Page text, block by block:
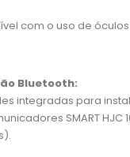
com o uso de óculos.
Bluetooth:
integradas para
SMART HJC